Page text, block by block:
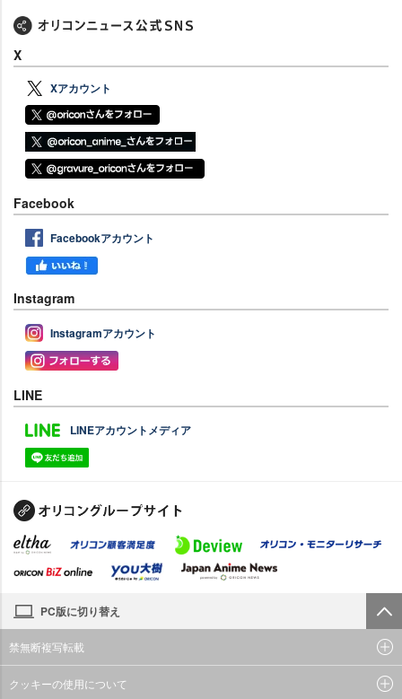
X
Xアカウント
Facebook
Facebookアカウント
Instagram
Instagramアカウント
LINE
LINEアカウントメディア
PC版に切り替え
禁無断複写転載
クッキーの使用について